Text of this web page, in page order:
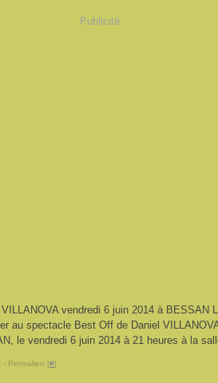
Publicité
vendredi 6 juin 2014 à BESSAN
au spectacle Best Off de Daniel
le vendredi 6 juin 2014 à 21 heures à la
- Permalien [#]